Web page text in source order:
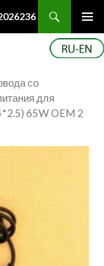
со
для
65W OEM 2